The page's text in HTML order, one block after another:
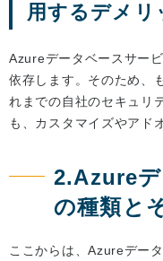
用するデメリ
Azureデータベースサー
依存します。そのため、
れまでの自社のセキュリ
も、カスタマイズやアド
2.Azure
の種類と
ここからは、Azureデー